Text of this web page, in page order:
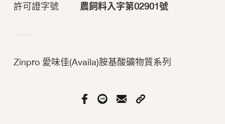
許可證字號
農飼料入字第02901號
Zinpro 愛味佳(Availa)胺基酸礦物質系列